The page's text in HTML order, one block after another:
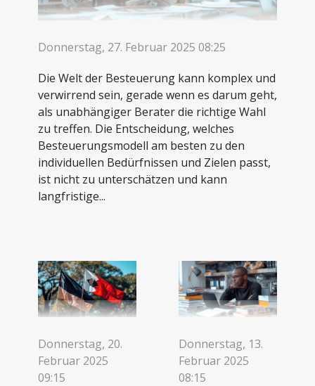
Donnerstag, 27. Februar 2025 08:25
Die Welt der Besteuerung kann komplex und
verwirrend sein, gerade wenn es darum geht,
als unabhängiger Berater die richtige Wahl
zu treffen. Die Entscheidung, welches
Besteuerungsmodell am besten zu den
individuellen Bedürfnissen und Zielen passt,
ist nicht zu unterschätzen und kann
langfristige...
Donnerstag, 20.
Februar 2025
09:15
Donnerstag, 13.
Februar 2025
08:15